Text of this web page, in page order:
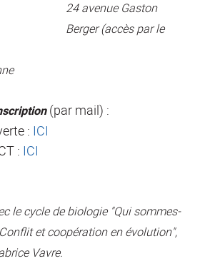
24 avenue Gaston
Berger (accès par le
(par mail) :
: ICI
: ICI
le cycle de biologie "Qui sommes-
et coopération en évolution",
Vavre.